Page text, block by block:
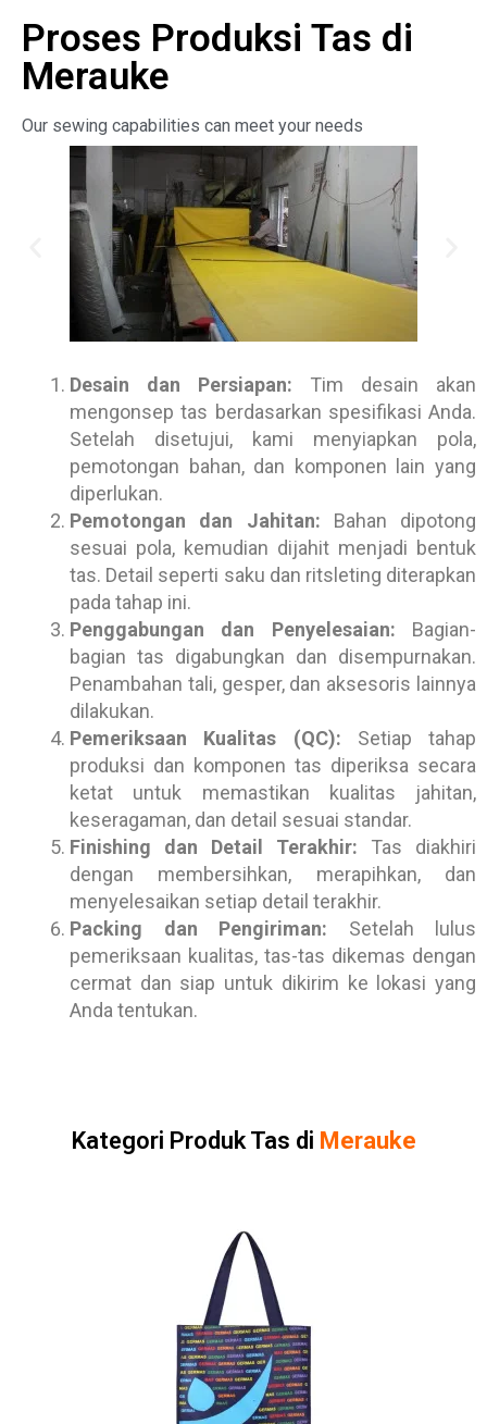
Proses Produksi Tas di
Merauke
Our sewing capabilities can meet your needs
Desain dan Persiapan: Tim desain akan
mengonsep tas berdasarkan spesifikasi Anda.
Setelah disetujui, kami menyiapkan pola,
pemotongan bahan, dan komponen lain yang
diperlukan.
Pemotongan dan Jahitan: Bahan dipotong
sesuai pola, kemudian dijahit menjadi bentuk
tas. Detail seperti saku dan ritsleting diterapkan
pada tahap ini.
Penggabungan dan Penyelesaian: Bagian-
bagian tas digabungkan dan disempurnakan.
Penambahan tali, gesper, dan aksesoris lainnya
dilakukan.
Pemeriksaan Kualitas (QC): Setiap tahap
produksi dan komponen tas diperiksa secara
ketat untuk memastikan kualitas jahitan,
keseragaman, dan detail sesuai standar.
Finishing dan Detail Terakhir: Tas diakhiri
dengan membersihkan, merapihkan, dan
menyelesaikan setiap detail terakhir.
Packing dan Pengiriman: Setelah lulus
pemeriksaan kualitas, tas-tas dikemas dengan
cermat dan siap untuk dikirim ke lokasi yang
Anda tentukan.
Kategori Produk Tas di Merauke